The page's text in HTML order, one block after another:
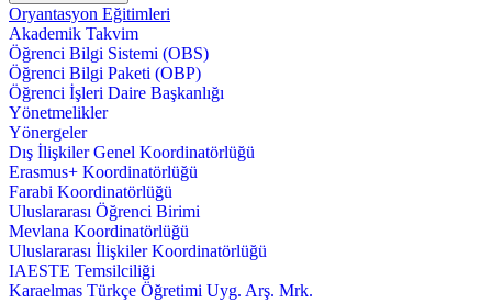
Oryantasyon Eğitimleri
Akademik Takvim
Öğrenci Bilgi Sistemi (OBS)
Öğrenci Bilgi Paketi (OBP)
Öğrenci İşleri Daire Başkanlığı
Yönetmelikler
Yönergeler
Dış İlişkiler Genel Koordinatörlüğü
Erasmus+ Koordinatörlüğü
Farabi Koordinatörlüğü
Uluslararası Öğrenci Birimi
Mevlana Koordinatörlüğü
Uluslararası İlişkiler Koordinatörlüğü
IAESTE Temsilciliği
Karaelmas Türkçe Öğretimi Uyg. Arş. Mrk.